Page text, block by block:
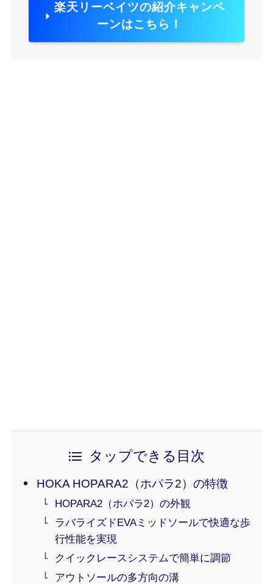
楽天リーベイツの紹介キャンペ
ーンはこちら！
タップできる目次
HOKA HOPARA2（ホパラ2）の特徴
HOPARA2（ホパラ2）の外観
ラバライズドEVAミッドソールで快適な歩
行性能を実現
クイックレースシステムで簡単に調節
アウトソールの多方向の溝